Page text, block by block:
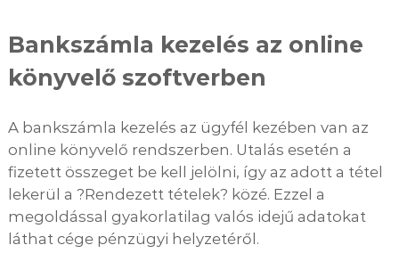
Bankszámla kezelés az online
könyvelő szoftverben
A bankszámla kezelés az ügyfél kezében van az
online könyvelő rendszerben. Utalás esetén a
fizetett összeget be kell jelölni, így az adott a tétel
lekerül a ?Rendezett tételek? közé. Ezzel a
megoldással gyakorlatilag valós idejű adatokat
láthat cége pénzügyi helyzetéről.